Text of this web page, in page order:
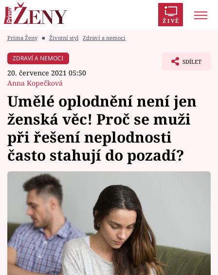
ŽIVĚ
Módní alarm
Zrádci
Témata
Celebrity
Vztahy
Seriály
Horoskopy
Sledujte prima+
Filmový festival Karlovy Vary
Prima Ženy ■ Životní styl Zdraví a nemoci
ZDRAVÍ A NEMOCI
20. července 2021 05:50
Anna Kopečková
SDÍLET
Umělé oplodnění není jen
ženská věc! Proč se muži
při řešení neplodnosti
často stahují do pozadí?